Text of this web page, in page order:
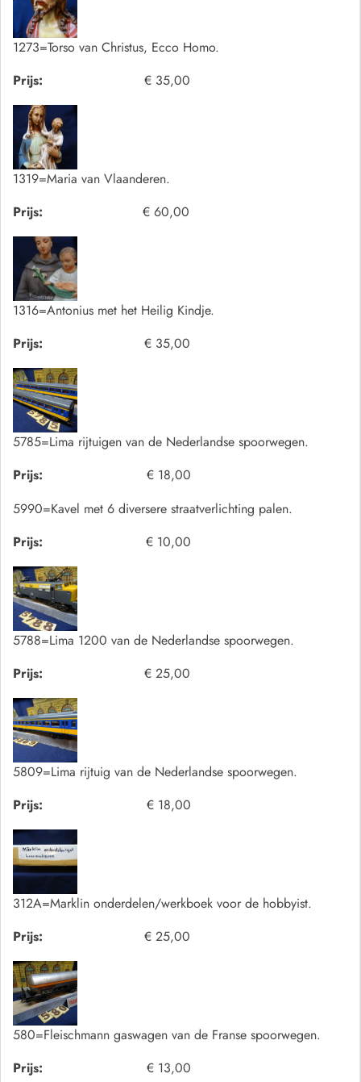
1273=Torso van Christus, Ecco Homo.
Prijs:
€ 35,00
1319=Maria van Vlaanderen.
Prijs:
€ 60,00
1316=Antonius met het Heilig Kindje.
Prijs:
€ 35,00
5785=Lima rijtuigen van de Nederlandse spoorwegen.
Prijs:
€ 18,00
5990=Kavel met 6 diversere straatverlichting palen.
Prijs:
€ 10,00
5788=Lima 1200 van de Nederlandse spoorwegen.
Prijs:
€ 25,00
5809=Lima rijtuig van de Nederlandse spoorwegen.
Prijs:
€ 18,00
312A=Marklin onderdelen/werkboek voor de hobbyist.
Prijs:
€ 25,00
580=Fleischmann gaswagen van de Franse spoorwegen.
Prijs:
€ 13,00